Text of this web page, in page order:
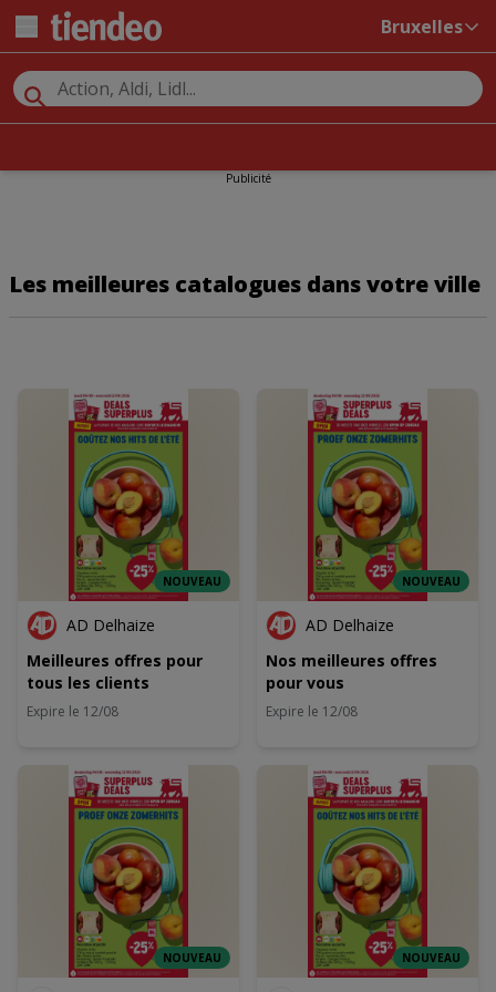
Bruxelles
Publicité
Les meilleures catalogues dans votre ville
NOUVEAU
AD Delhaize
Meilleures offres pour
tous les clients
Expire le 12/08
NOUVEAU
AD Delhaize
Nos meilleures offres
pour vous
Expire le 12/08
NOUVEAU NOUVEAU